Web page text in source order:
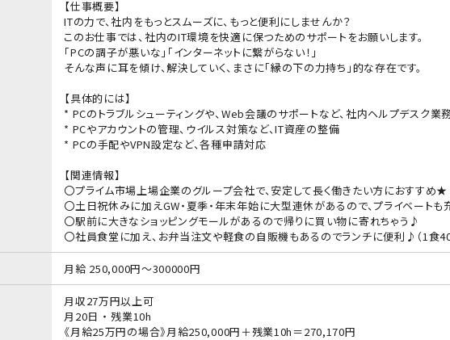
【仕事概要】
ITの力で、社内をもっとスムーズに、もっと便利にしませんか？
このお仕事では、社内のIT環境を快適に保つためのサポートをお願いします。
「PCの調子が悪いな」「インターネットに繋がらない！」
そんな声に耳を傾け、解決していく、まさに「縁の下の力持ち」的な存在です。
【具体的には】
* PCのトラブルシューティングや、Web会議のサポートなど、社内ヘルプデスク業
* PCやアカウントの管理、ウイルス対策など、IT資産の整備
* PCの手配やVPN設定など、各種申請対応
【関連情報】
〇プライム市場上場企業のグループ会社で、安定して長く働きたい方におすすめ★
〇土日祝休みに加えGW・夏季・年末年始に大型連休があるので、プライベートも
〇駅前に大きなショッピングモールがあるので帰りに買い物に寄れちゃう♪
〇社員食堂に加え、お弁当注文や軽食の自販機もあるのでランチに便利♪（1食
月給 250,000円～300000円
月収27万円以上可
月20日 ・ 残業10h
《月給25万円の場合》月給250,000円＋残業10h＝270,170円